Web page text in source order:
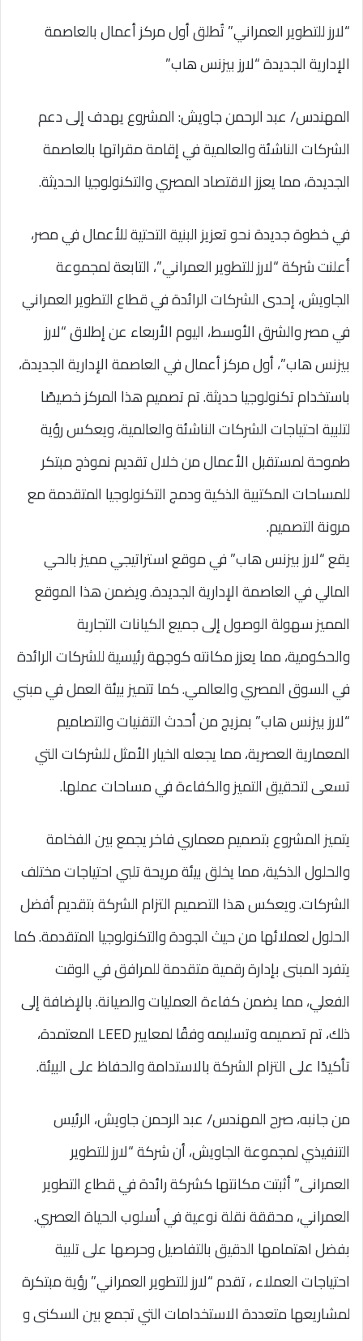
“لارز للتطوير العمراني” تُطلق أول مركز أعمال بالعاصمة
الإدارية الجديدة “لارز بيزنس هاب”
المهندس/ عبد الرحمن جاويش: المشروع يهدف إلى دعم
الشركات الناشئة والعالمية في إقامة مقراتها بالعاصمة
الجديدة، مما يعزز الاقتصاد المصري والتكنولوجيا الحديثة.
في خطوة جديدة نحو تعزيز البنية التحتية للأعمال في مصر،
أعلنت شركة “لارز للتطوير العمراني”، التابعة لمجموعة
الجاويش، إحدى الشركات الرائدة في قطاع التطوير العمراني
في مصر والشرق الأوسط، اليوم الأربعاء عن إطلاق “لارز
بيزنس هاب”، أول مركز أعمال في العاصمة الإدارية الجديدة،
باستخدام تكنولوجيا حديثة. تم تصميم هذا المركز خصيصًا
لتلبية احتياجات الشركات الناشئة والعالمية، ويعكس رؤية
طموحة لمستقبل الأعمال من خلال تقديم نموذج مبتكر
للمساحات المكتبية الذكية ودمج التكنولوجيا المتقدمة مع
مرونة التصميم.
يقع “لارز بيزنس هاب” في موقع استراتيجي مميز بالحي
المالي في العاصمة الإدارية الجديدة. ويضمن هذا الموقع
المميز سهولة الوصول إلى جميع الكيانات التجارية
والحكومية، مما يعزز مكانته كوجهة رئيسية للشركات الرائدة
في السوق المصري والعالمي. كما تتميز بيئة العمل في مبني
“لارز بيزنس هاب” بمزيج من أحدث التقنيات والتصاميم
المعمارية العصرية، مما يجعله الخيار الأمثل للشركات التي
تسعى لتحقيق التميز والكفاءة في مساحات عملها.
يتميز المشروع بتصميم معماري فاخر يجمع بين الفخامة
والحلول الذكية، مما يخلق بيئة مريحة تلبي احتياجات مختلف
الشركات. ويعكس هذا التصميم التزام الشركة بتقديم أفضل
الحلول لعملائها من حيث الجودة والتكنولوجيا المتقدمة. كما
يتفرد المبنى بإدارة رقمية متقدمة للمرافق في الوقت
الفعلي، مما يضمن كفاءة العمليات والصيانة. بالإضافة إلى
ذلك، تم تصميمه وتسليمه وفقًا لمعايير LEED المعتمدة،
تأكيدًا على التزام الشركة بالاستدامة والحفاظ على البيئة.
من جانبه، صرح المهندس/ عبد الرحمن جاويش، الرئيس
التنفيذي لمجموعة الجاويش، أن شركة “لارز للتطوير
العمرانى” أثبتت مكانتها كشركة رائدة في قطاع التطوير
العمراني، محققة نقلة نوعية في أسلوب الحياة العصري.
بفضل اهتمامها الدقيق بالتفاصيل وحرصها على تلبية
احتياجات العملاء ، تقدم “لارز للتطوير العمراني” رؤية مبتكرة
لمشاريعها متعددة الاستخدامات التي تجمع بين السكنى و